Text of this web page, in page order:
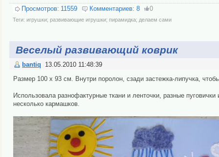
Просмотров: 11559 Комментариев: 8 0
Теги: игрушки; развивающие игрушки; пирамидка; делаем сами
Веселый развивающий коврик
bantiq
13.05.2010 11:48:39
Размер 100 х 93 см. Внутри поролон, сзади застежка-липучка,
Использовала разнофактурные ткани и ленточки, разные
несколько кармашков.